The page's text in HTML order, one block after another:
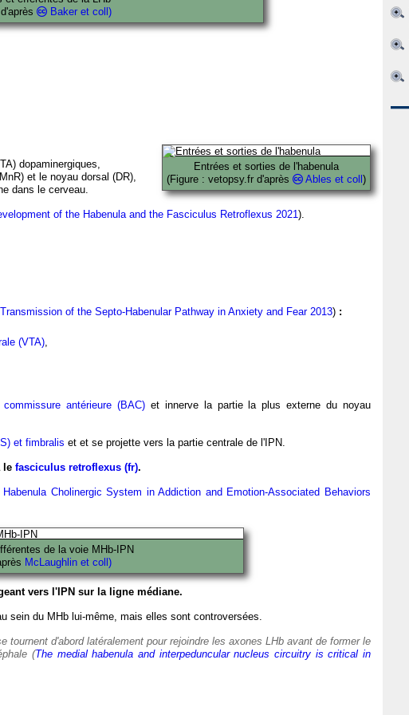
Baker et coll)
Entrées et sorties de l'habenula
(Figure : vetopsy.fr d'après
Ables et coll )
dopaminergiques,
et le noyau dorsal (DR),
dans le cerveau.
of the Habenula and the Fasciculus Retroflexus 2021).
of the Septo-Habenular Pathway in Anxiety and Fear 2013) :
(VTA),
antérieure (BAC) et innerve la partie la plus externe du noyau
et fimbralis et et se projette vers la partie centrale de l'IPN.
lefasciculus retroflexus (fr).
Cholinergic System in Addiction and Emotion-Associated Behaviors
de la voie MHb-IPN
McLaughlin et coll)
vers l'IPN sur la ligne médiane.
sein du MHb lui-même, mais elles sont controversées.
d'abord latéralement pour rejoindre les axones LHb avant de former le
(The medial habenula and interpeduncular nucleus circuitry is critical in